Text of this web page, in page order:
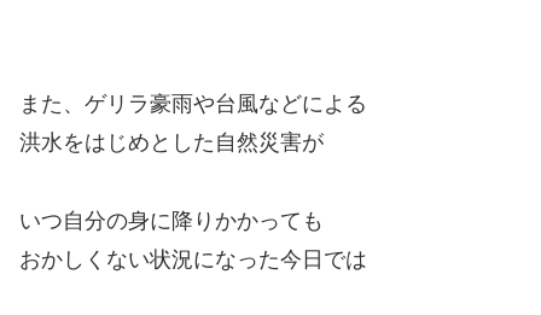
また、ゲリラ豪雨や台風などによる
洪水をはじめとした自然災害が
いつ自分の身に降りかかっても
おかしくない状況になった今日では